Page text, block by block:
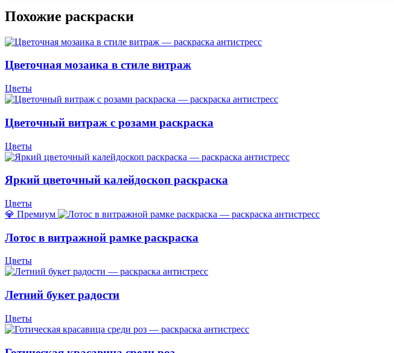
Похожие раскраски
Цветочная мозаика в стиле витраж
Цветы
Цветочный витраж с розами раскраска
Цветы
Яркий цветочный калейдоскоп раскраска
Цветы
💎 Премиум
Лотос в витражной рамке раскраска
Цветы
Летний букет радости
Цветы